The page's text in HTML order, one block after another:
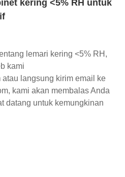
kering <5% RH untuk
lemari kering <5% RH,
kami
langsung kirim email ke
kami akan membalas Anda
datang untuk kemungkinan